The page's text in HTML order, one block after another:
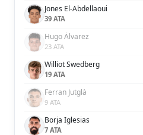
Jones El-Abdellaoui
39 ATA
Hugo Álvarez
23 ATA
Williot Swedberg
19 ATA
Ferran Jutglà
9 ATA
Borja Iglesias
7 ATA